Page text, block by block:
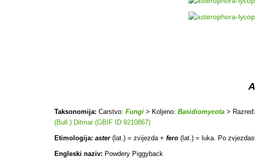
Taksonomija: Carstvo: Fungi > Koljeno: Basidiomycota > Razred:
(Bull.) Ditmar (GBIF ID 9210867)
Etimologija: aster (lat.) = zvijezda + fero (lat.) = luka. Po
Engleski naziv: Powdery Piggyback